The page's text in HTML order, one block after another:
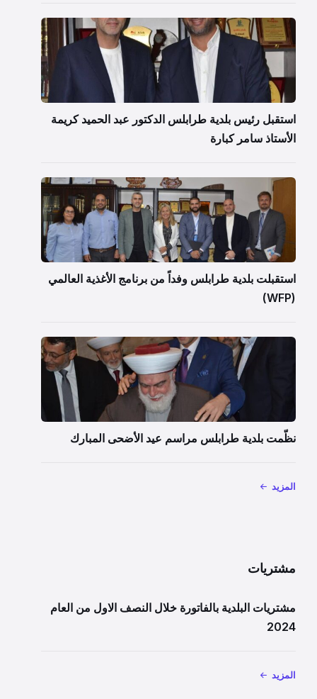
استقبل رئيس بلدية طرابلس الدكتور عبد الحميد كريمة
الأستاذ سامر كبارة
استقبلت بلدية طرابلس وفداً من برنامج الأغذية العالمي
(WFP)
نظّمت بلدية طرابلس مراسم عيد الأضحى المبارك
المزيد
مشتريات
مشتريات البلدية بالفاتورة خلال النصف الاول من العام
2024
المزيد